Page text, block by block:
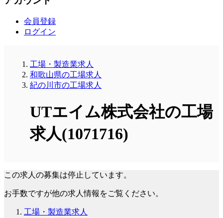
会員登録
ログイン
工場・製造業求人
和歌山県の工場求人
紀の川市の工場求人
UTエイム株式会社の工場
求人(1071716)
この求人の募集は停止しています。
お手数ですが他の求人情報をご覧ください。
工場・製造業求人